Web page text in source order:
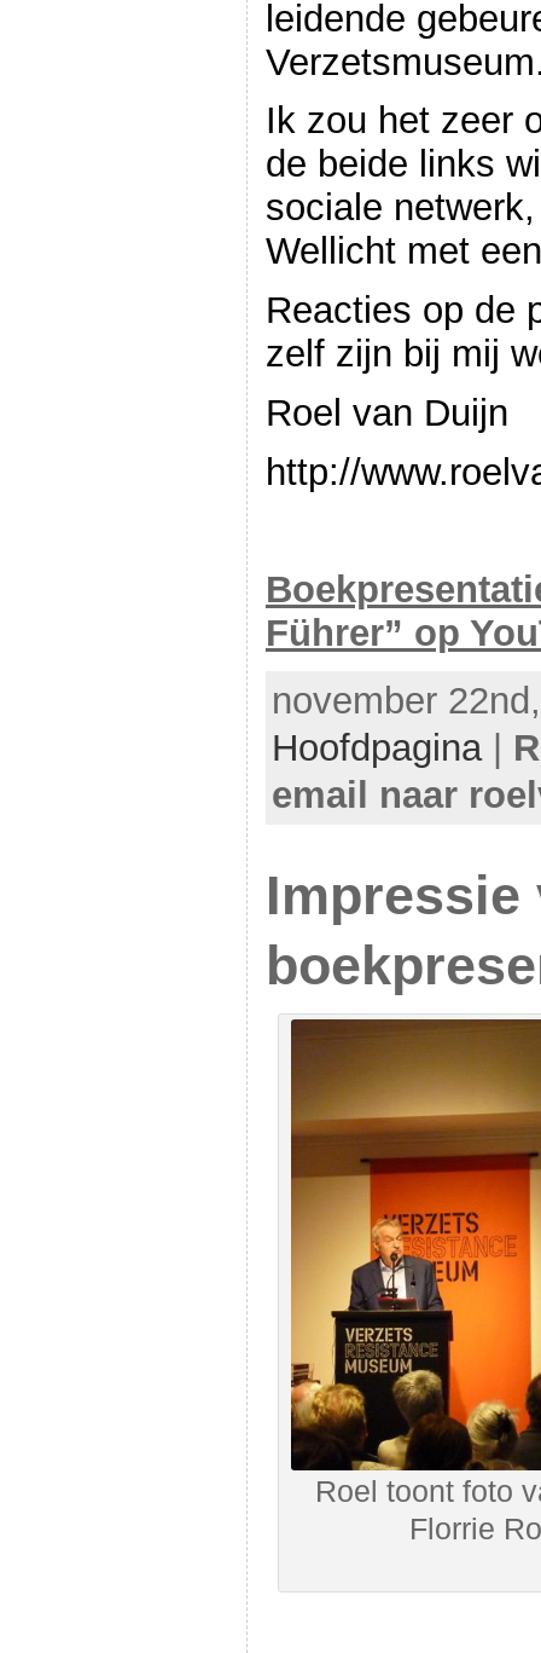
leidende
Ik zou het zeer
de beide links
sociale
Wellicht met
Reacties op de
zelf zijn bij mij
Roel van Duijn
http://
Führer” op
november
Hoofdpagina|
email naar
Impressie
Roel toont foto
Florrie